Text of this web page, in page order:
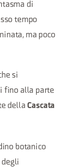
di
tempo
ma poco
si
fino alla parte
della Cascata
botanico
degli